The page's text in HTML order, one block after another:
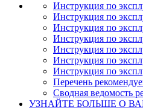
Инструкция по
Инструкция по
Инструкция по
Инструкция по
Инструкция по
Инструкция по
Инструкция по
Перечень
Сводная ведомость
УЗНАЙТЕ БОЛЬШЕ О